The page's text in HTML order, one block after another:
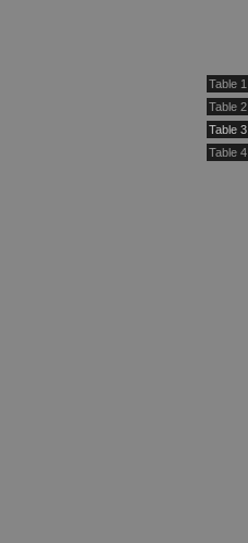
Table 1
Table 2
Table 3
Table 4